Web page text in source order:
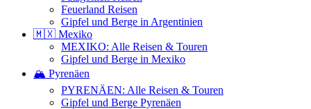
Feuerland Reisen
Gipfel und Berge in Argentinien
🇲🇽 Mexiko
MEXIKO: Alle Reisen & Touren
Gipfel und Berge in Mexiko
🏔️ Pyrenäen
PYRENÄEN: Alle Reisen & Touren
Gipfel und Berge Pyrenäen